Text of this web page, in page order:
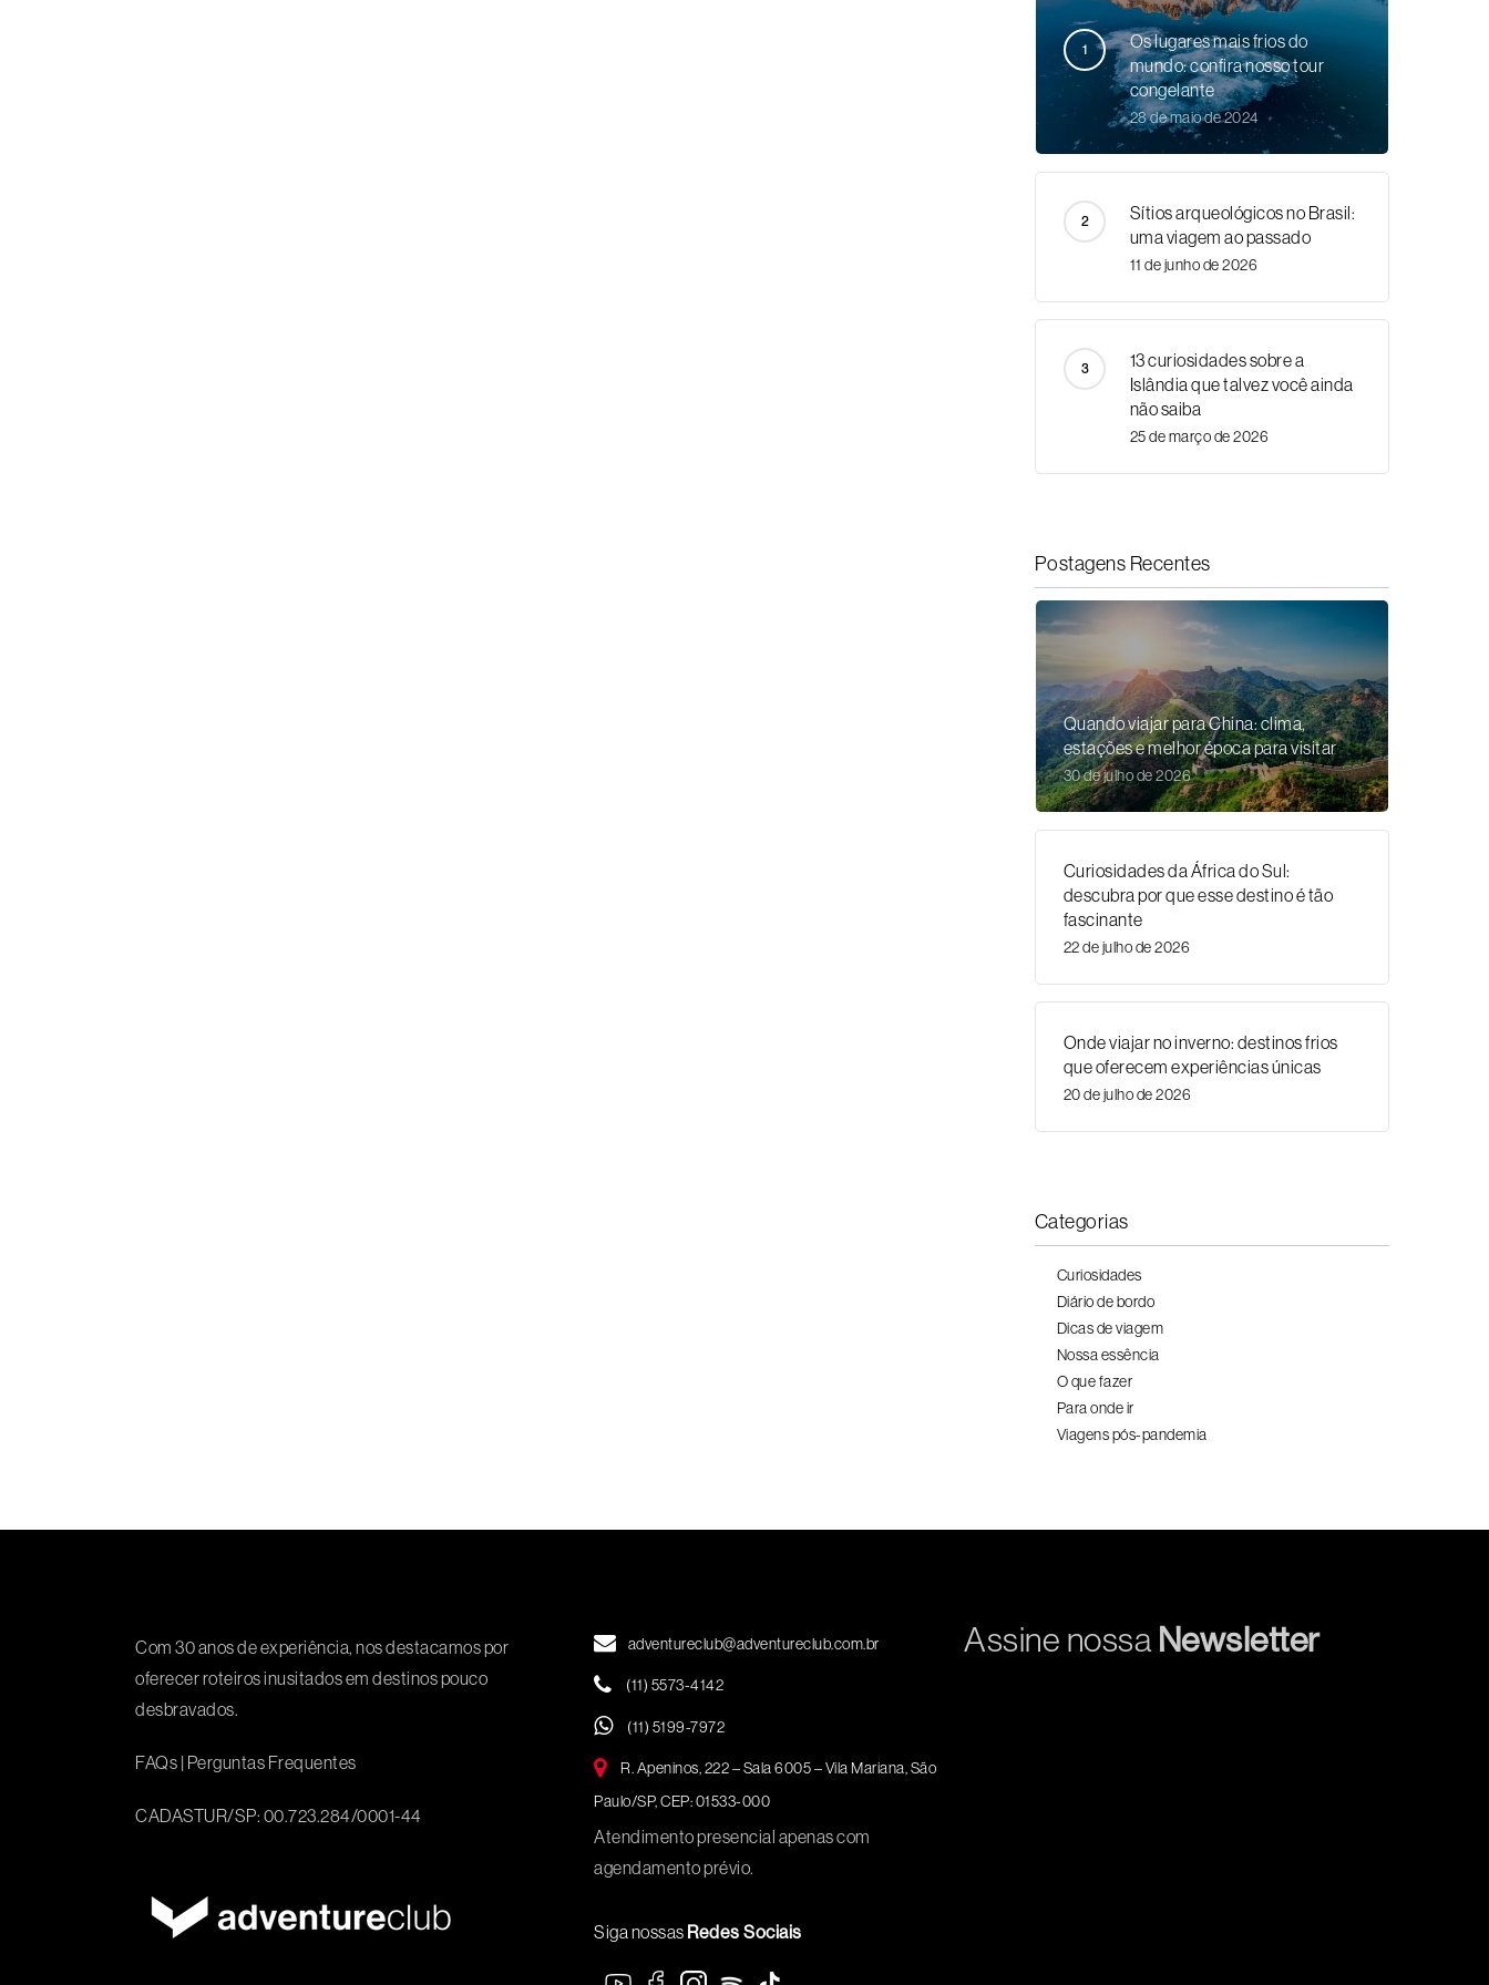
Os lugares mais frios do
mundo: confira nosso tour
congelante
28 de maio de 2024
Sítios arqueológicos no Brasil:
uma viagem ao passado
11 de junho de 2026
13 curiosidades sobre a
Islândia que talvez você ainda
não saiba
25 de março de 2026
Postagens Recentes
Quando viajar para China: clima,
estações e melhor época para visitar
30 de julho de 2026
Curiosidades da África do Sul:
descubra por que esse destino é tão
fascinante
22 de julho de 2026
Onde viajar no inverno: destinos frios
que oferecem experiências únicas
20 de julho de 2026
Categorias
Curiosidades
Diário de bordo
Dicas de viagem
Nossa essência
O que fazer
Para onde ir
Viagens pós-pandemia
Com 30 anos de experiência, nos destacamos por
oferecer roteiros inusitados em destinos pouco
desbravados.
FAQs | Perguntas Frequentes
CADASTUR/SP: 00.723.284/0001-44
adventureclub@adventureclub.com.br
(11) 5573-4142
(11) 5199-7972
R. Apeninos, 222 – Sala 6005 – Vila Mariana, São
Paulo/SP, CEP: 01533-000
Atendimento presencial apenas com
agendamento prévio.
Siga nossas Redes Sociais
Assine nossa Newsletter